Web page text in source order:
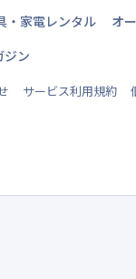
・家電レンタル
オ
ジン
サービス利用規約